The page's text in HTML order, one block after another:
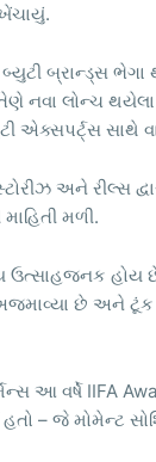
બ્રાન્ડ્સ ભેગા
તેણે નવા લોન્ચ
એક્સપર્ટ્સ સાથે
અને રીલ્સ
મળી.
હોય
છે અને
આ વર્ષે IIFA
હતો – જે મોમેન્ટ